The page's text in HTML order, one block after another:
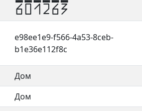
601263
e98ee1e9-f566-4a53-8ceb-
b1e36e112f8c
Дом
Дом